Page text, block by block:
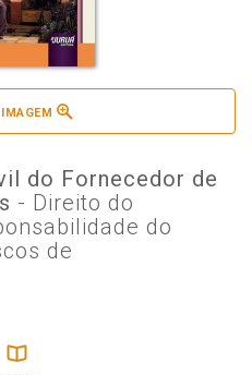
do Fornecedor de
- Direito do
do
de